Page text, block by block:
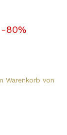
-80%
Warenkorb von